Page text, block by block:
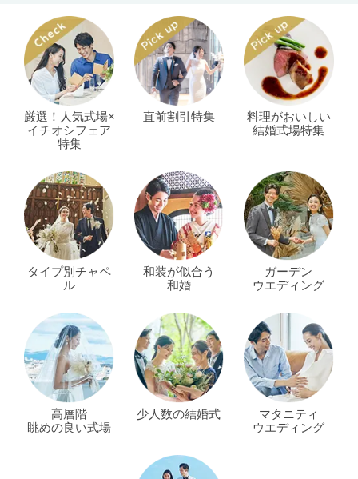
厳選！人気式場×
イチオシフェア
特集
直前割引特集
料理がおいしい
結婚式場特集
タイプ別チャペ
ル
和装が似合う
和婚
ガーデン
ウエディング
高層階
眺めの良い式場
少人数の結婚式
マタニティ
ウエディング